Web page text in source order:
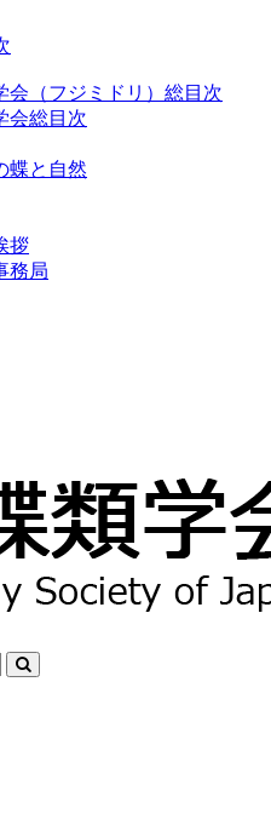
会（フジミドリ）総目次
会総目次
蝶と自然
拶
務局